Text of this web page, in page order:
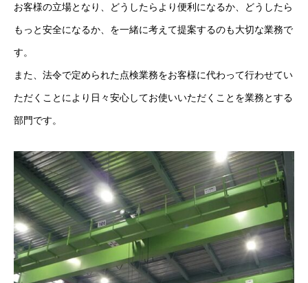
お客様の立場となり、どうしたらより便利になるか、どうしたら
もっと安全になるか、を一緒に考えて提案するのも大切な業務で
す。
また、法令で定められた点検業務をお客様に代わって行わせてい
ただくことにより日々安心してお使いいただくことを業務とする
部門です。